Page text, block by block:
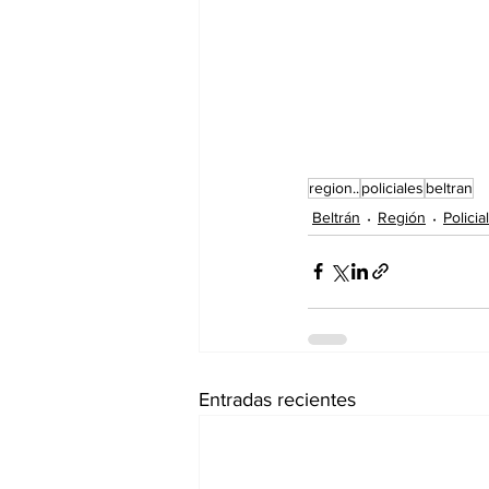
region.. policiales beltran
Beltrán
Región
Entradas recientes